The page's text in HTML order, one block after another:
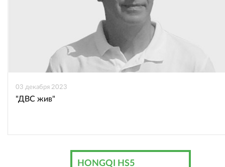
03 декабря 2023
"ДВС жив"
HONGQI HS5